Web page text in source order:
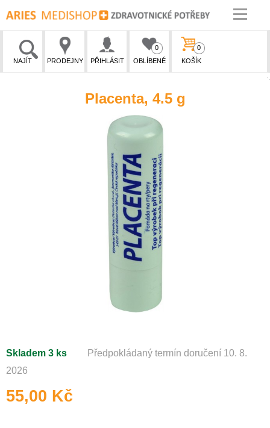
NAJÍT PRODEJNY PŘIHLÁSIT OBLÍBENÉ
0
KOŠÍK
0
Placenta, 4.5 g
Skladem 3 ks
Předpokládaný termín doručení 10. 8.
2026
55,00 Kč